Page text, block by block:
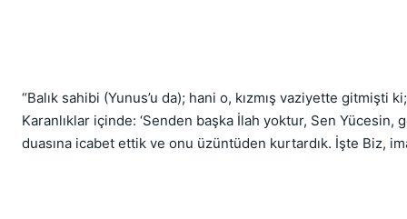
“Balık sahibi (Yunus’u da); hani o, kızmış vaziyette gitmişti
Karanlıklar içinde: ‘Senden başka İlah yoktur, Sen
duasına icabet ettik ve onu üzüntüden kurtardık. İşte Biz,